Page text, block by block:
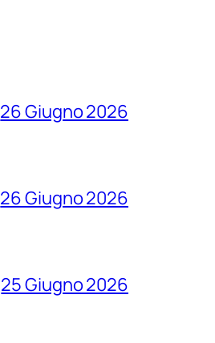
26 Giugno 2026
26 Giugno 2026
25 Giugno 2026